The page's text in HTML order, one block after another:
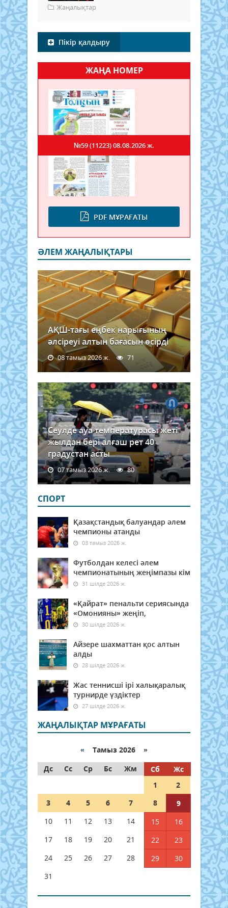
Жаңалықтар
Пікір қалдыру
ЖАҢА НОМЕР
PDF МҰРАҒАТЫ
№59 (11223)08.08.2026 ж.
ӘЛЕМ ЖАҢАЛЫҚТАРЫ
АҚШ-тағы еңбек нарығының
әлсіреуі алтын бағасын өсірді
08 тамыз 2026 ж. 71
Сеулде ауа температурасы жеті
жылдан бері алғаш рет 40
градустан асты
07 тамыз 2026 ж. 80
СПОРТ
Қазақстандық балуандар әлем
чемпионы атанды
03 тамыз 2026 ж.
Футболдан келесі әлем
чемпионатының жеңімпазы кім
31 шілде 2026 ж.
«Қайрат» пенальти сериясында
«Омонияны» жеңіп,
30 шілде 2026 ж.
Айзере шахматтан қос алтын
алды
28 шілде 2026 ж.
Жас теннисші ірі халықаралық
турнирде үздіктер
27 шілде 2026 ж.
ЖАҢАЛЫҚТАР МҰРАҒАТЫ
« Тамыз 2026 »
Дс
Сс Ср Бс Жм Сб
Жс
1
2
3
4 5 6 7 8
9
10
11 12 13 14 15
16
17
18 19 20 21 22
23
24
25 26 27 28 29
30
31